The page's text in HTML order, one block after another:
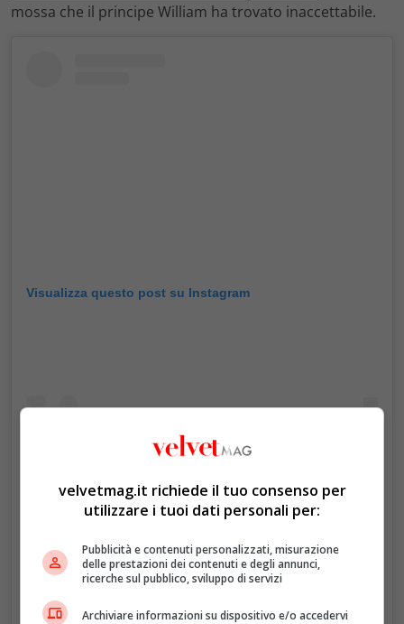
mossa che il principe William ha trovato inaccettabile.
Visualizza questo post su Instagram
Un post condiviso da The Crown (@thecrownnetflix)
velvetmag.it richiede il tuo consenso per
utilizzare i tuoi dati personali per:
Pubblicità e contenuti personalizzati, misurazione
delle prestazioni dei contenuti e degli annunci,
ricerche sul pubblico, sviluppo di servizi
Archiviare informazioni su dispositivo e/o accedervi